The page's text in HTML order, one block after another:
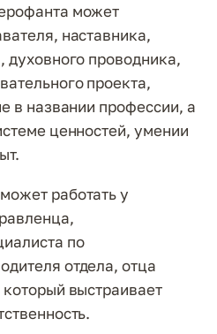
может
наставника,
духовного проводника,
проекта,
в названии профессии, а
ценностей, умении
работать у
по
отдела, отца
выстраивает